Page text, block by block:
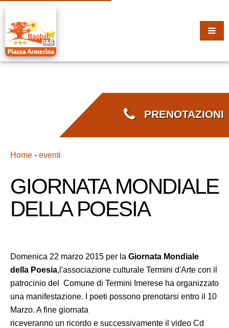
PRENOTAZIONI
Home - eventi
GIORNATA MONDIALE
DELLA POESIA
Domenica 22 marzo 2015 per la Giornata Mondiale
della Poesia,l'associazione culturale Termini d'Arte con il
patrocinio del Comune di Termini Imerese ha organizzato
una manifestazione. I poeti possono prenotarsi entro il 10
Marzo. A fine giornata
riceveranno un ricordo e successivamente il video Cd